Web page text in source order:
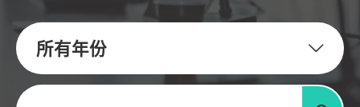
所有年份
关键字